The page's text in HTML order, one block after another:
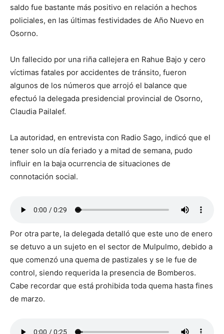
saldo fue bastante más positivo en relación a hechos
policiales, en las últimas festividades de Año Nuevo en
Osorno.
Un fallecido por una riña callejera en Rahue Bajo y cero
víctimas fatales por accidentes de tránsito, fueron
algunos de los números que arrojó el balance que
efectuó la delegada presidencial provincial de Osorno,
Claudia Pailalef.
La autoridad, en entrevista con Radio Sago, indicó que el
tener solo un día feriado y a mitad de semana, pudo
influir en la baja ocurrencia de situaciones de
connotación social.
Por otra parte, la delegada detalló que este uno de enero
se detuvo a un sujeto en el sector de Mulpulmo, debido a
que comenzó una quema de pastizales y se le fue de
control, siendo requerida la presencia de Bomberos.
Cabe recordar que está prohibida toda quema hasta fines
de marzo.